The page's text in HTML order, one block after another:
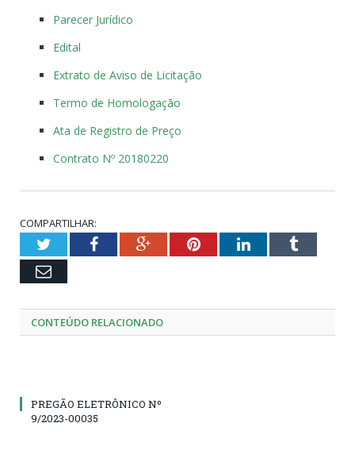
Parecer Jurídico
Edital
Extrato de Aviso de Licitação
Termo de Homologação
Ata de Registro de Preço
Contrato Nº 20180220
COMPARTILHAR:
TwitterFacebookGoogle+PinterestLinkedInTumblr
Email
CONTEÚDO RELACIONADO
PREGÃO ELETRÔNICO Nº
9/2023-00035